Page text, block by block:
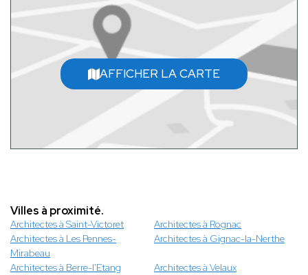
AFFICHER LA CARTE
Villes à proximité.
Architectes à Saint-Victoret
Architectes à Rognac
Architectes à Les Pennes-
Mirabeau
Architectes à Gignac-la-Nerthe
Architectes à Berre-l'Etang
Architectes à Velaux